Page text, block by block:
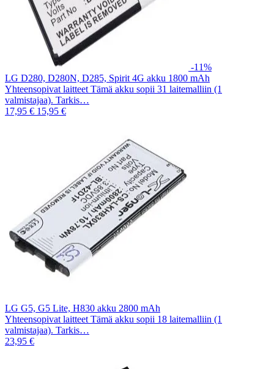
-11%
LG D280, D280N, D285, Spirit 4G akku 1800 mAh
Yhteensopivat laitteet Tämä akku sopii 31 laitemalliin (1
valmistajaa). Tarkis…
17,95 € 15,95 €
LG G5, G5 Lite, H830 akku 2800 mAh
Yhteensopivat laitteet Tämä akku sopii 18 laitemalliin (1
valmistajaa). Tarkis…
23,95 €